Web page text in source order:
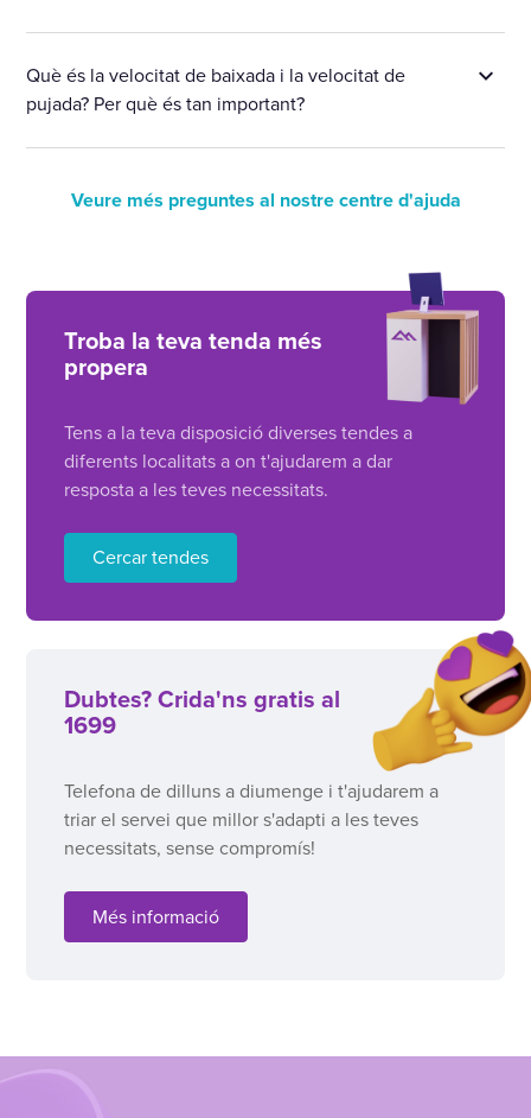
Què és la velocitat de baixada i la velocitat de
pujada? Per què és tan important?
Veure més preguntes al nostre centre d'ajuda
Troba la teva tenda més
propera
Tens a la teva disposició diverses tendes a
diferents localitats a on t'ajudarem a dar
resposta a les teves necessitats.
Cercar tendes
Dubtes? Crida'ns gratis al
1699
Telefona de dilluns a diumenge i t'ajudarem a
triar el servei que millor s'adapti a les teves
necessitats, sense compromís!
Més informació